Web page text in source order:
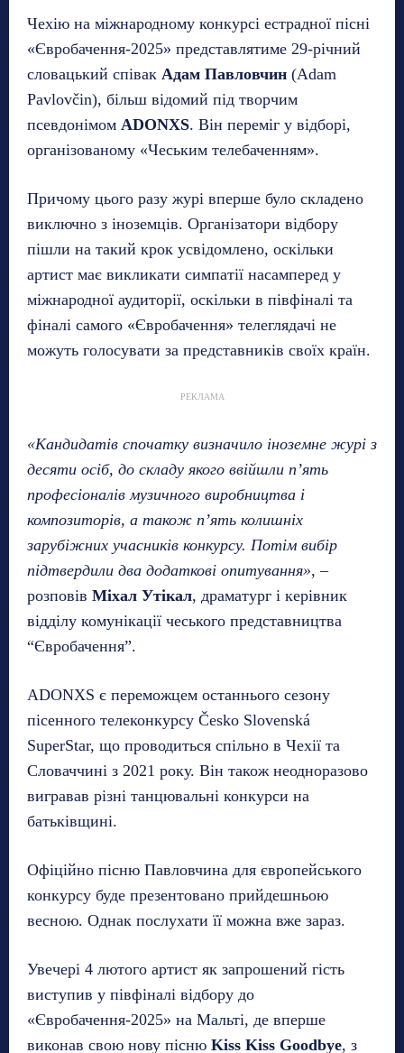
Чехію на міжнародному конкурсі естрадної пісні
«Євробачення-2025» представлятиме 29-річний
словацький співак Адам Павловчин (Adam
Pavlovčin), більш відомий під творчим
псевдонімом ADONXS. Він переміг у відборі,
організованому «Чеським телебаченням».
Причому цього разу журі вперше було складено
виключно з іноземців. Організатори відбору
пішли на такий крок усвідомлено, оскільки
артист має викликати симпатії насамперед у
міжнародної аудиторії, оскільки в півфіналі та
фіналі самого «Євробачення» телеглядачі не
можуть голосувати за представників своїх країн.
РЕКЛАМА
«Кандидатів спочатку визначило іноземне журі з
десяти осіб, до складу якого ввійшли п’ять
професіоналів музичного виробництва і
композиторів, а також п’ять колишніх
зарубіжних учасників конкурсу. Потім вибір
підтвердили два додаткові опитування», –
розповів Міхал Утікал, драматург і керівник
відділу комунікації чеського представництва
“Євробачення”.
ADONXS є переможцем останнього сезону
пісенного телеконкурсу Česko Slovenská
SuperStar, що проводиться спільно в Чехії та
Словаччині з 2021 року. Він також неодноразово
вигравав різні танцювальні конкурси на
батьківщині.
Офіційно пісню Павловчина для європейського
конкурсу буде презентовано прийдешньою
весною. Однак послухати її можна вже зараз.
Увечері 4 лютого артист як запрошений гість
виступив у півфіналі відбору до
«Євробачення-2025» на Мальті, де вперше
виконав свою нову пісню Kiss Kiss Goodbye, з